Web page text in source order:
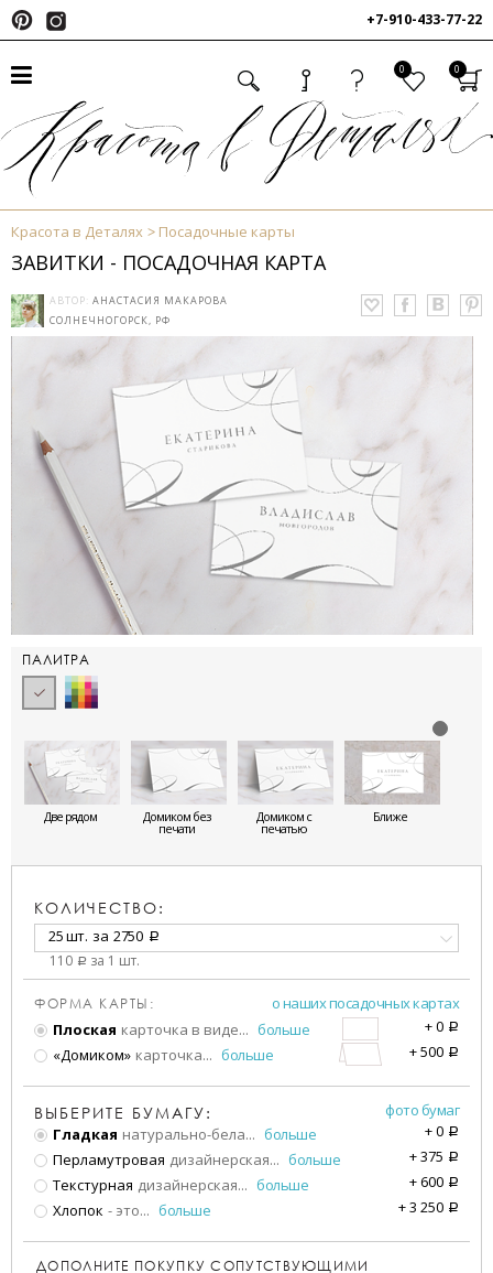
+7-910-433-77-22
0 0
Красота в Деталях Посадочные карты
ЗАВИТКИ - ПОСАДОЧНАЯ КАРТА
АВТОР: АНАСТАСИЯ МАКАРОВА
СОЛНЕЧНОГОРСК, РФ
ПАЛИТРА
Две рядом Домиком без
печати
Домиком с
печатью
Ближе
КОЛИЧЕСТВО:
25 шт. за 2750 a
110 a за 1 шт.
ФОРМА КАРТЫ:
о наших посадочных картах
Плоская карточка в виде... больше +0 a
«Домиком» карточка... больше +500 a
ВЫБЕРИТЕ БУМАГУ:
фото бумаг
Гладкая натурально-бела... больше +0 a
Перламутровая дизайнерская... больше +375 a
Текстурная дизайнерская... больше +600 a
Хлопок - это... больше +3 250 a
ДОПОЛНИТЕ ПОКУПКУ СОПУТСТВУЮЩИМИ